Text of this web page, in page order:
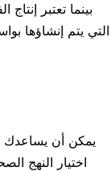
بينما تعتبر
التي يتم إنشاؤها
يمكن أن يساعدك
اختيار النهج